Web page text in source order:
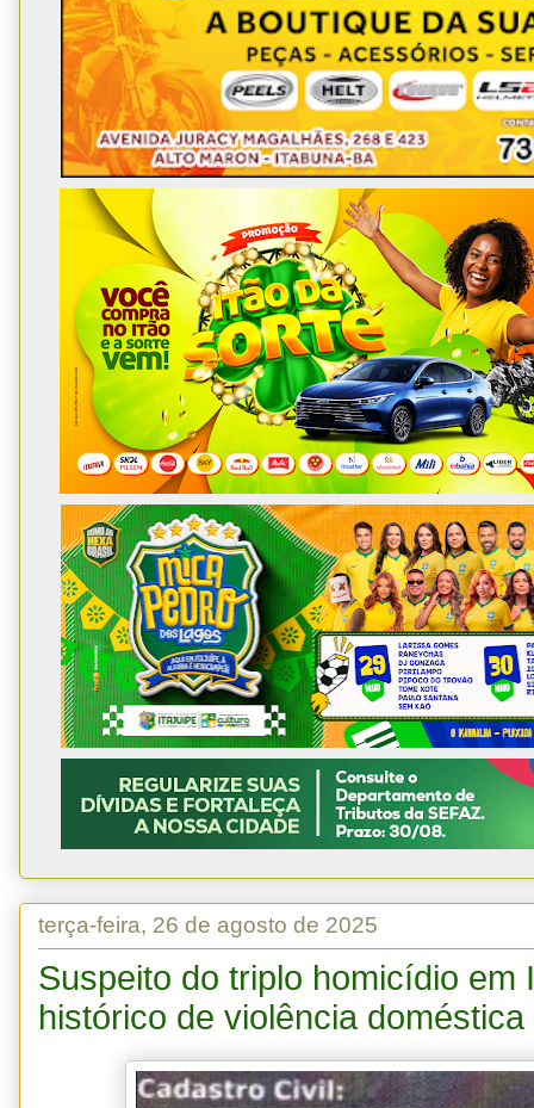
terça-feira, 26 de agosto de 2025
Suspeito do triplo homicídio em
histórico de violência doméstica